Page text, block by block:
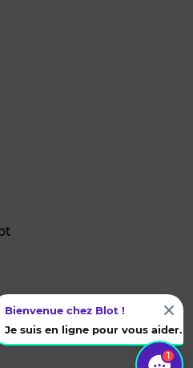
1
Bienvenue chez Blot !
Je suis en ligne pour vous aider.